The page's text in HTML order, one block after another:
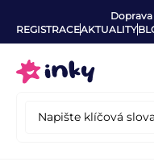
REGISTRACEAKTUALITY